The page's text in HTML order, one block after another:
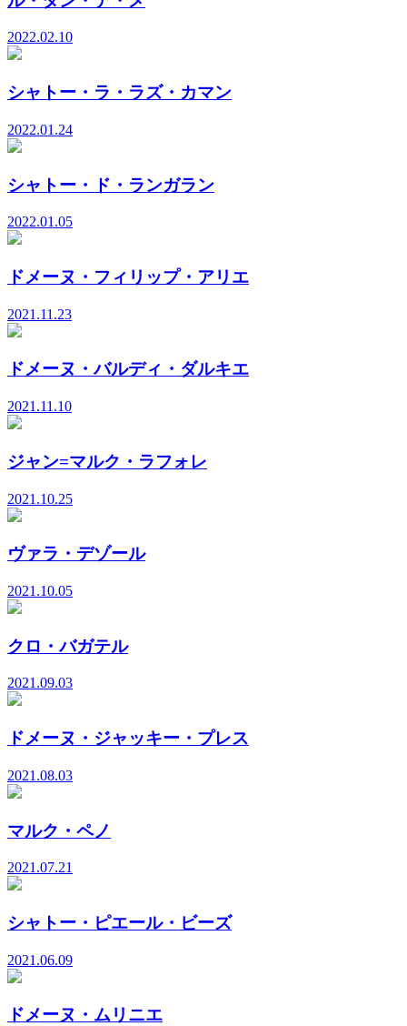
2022.02.10
シャトー・ラ・ラズ・カマン
2022.01.24
シャトー・ド・ランガラン
2022.01.05
ドメーヌ・フィリップ・アリエ
2021.11.23
ドメーヌ・バルディ・ダルキエ
2021.11.10
ジャン=マルク・ラフォレ
2021.10.25
ヴァラ・デゾール
2021.10.05
クロ・バガテル
2021.09.03
ドメーヌ・ジャッキー・プレス
2021.08.03
マルク・ペノ
2021.07.21
シャトー・ピエール・ビーズ
2021.06.09
ドメーヌ・ムリニエ